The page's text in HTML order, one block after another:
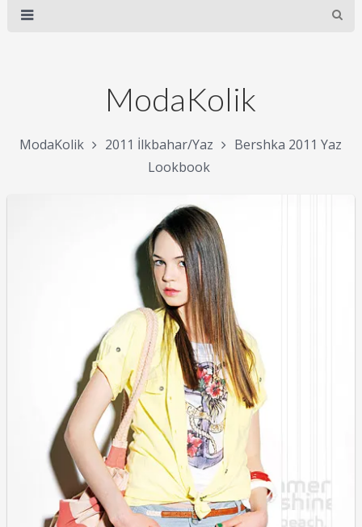
ModaKolik
ModaKolik 2011 İlkbahar/Yaz
Bershka 2011 Yaz
Lookbook